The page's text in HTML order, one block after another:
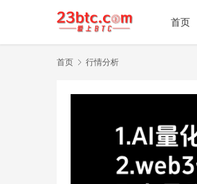
首页
首页 行情分析